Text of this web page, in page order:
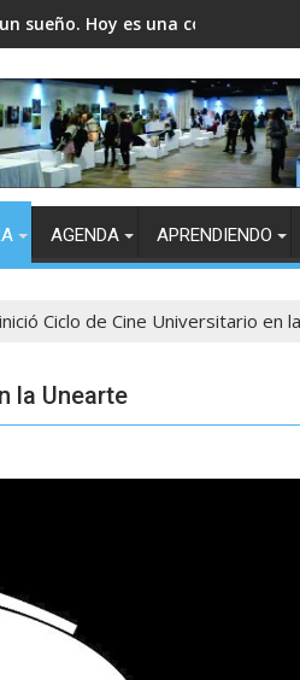
sueño. Hoy es una comunidad.
AGENDA APRENDIENDO
Ciclo de Cine Universitario en
la Unearte